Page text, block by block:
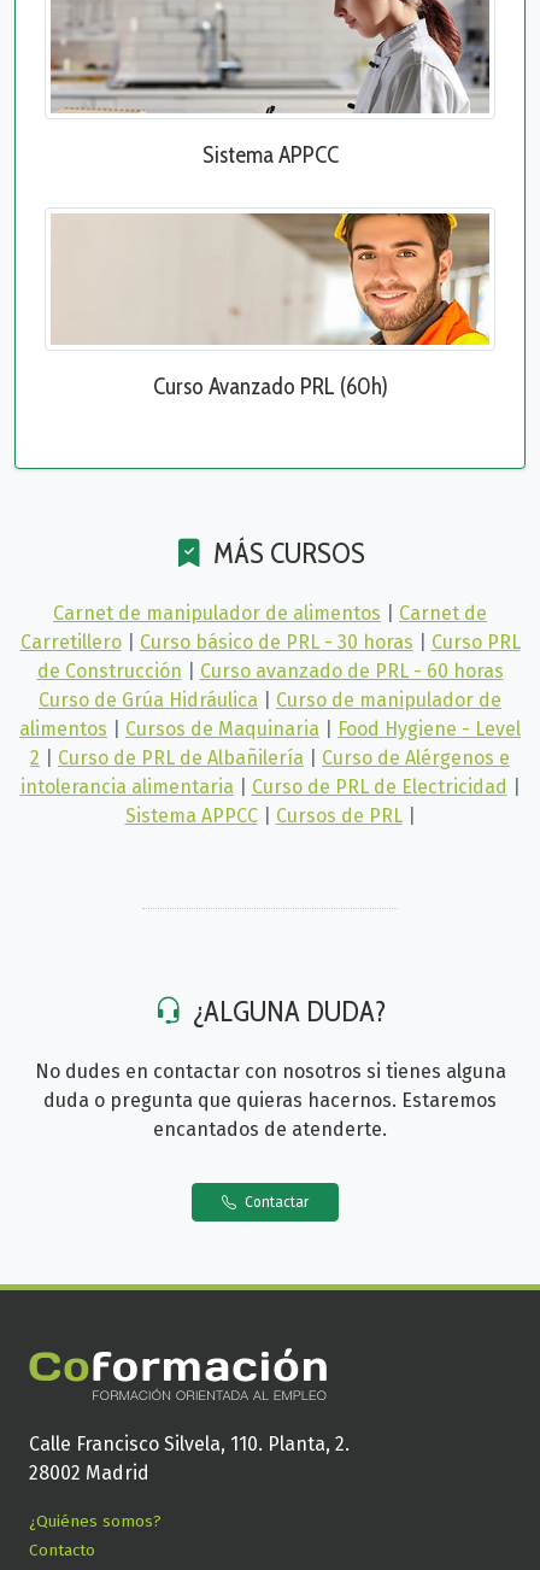
Sistema APPCC
Curso Avanzado PRL (60h)
MÁS CURSOS
Carnet de manipulador de alimentos
Carnet de
Carretillero
Curso básico de PRL - 30 horas
Curso PRL
de Construcción
Curso avanzado de PRL - 60 horas
Curso de Grúa Hidráulica
Curso de manipulador de
alimentos
Cursos de Maquinaria
Food Hygiene - Level
2
Curso de PRL de Albañilería
Curso de Alérgenos e
intolerancia alimentaria
Curso de PRL de Electricidad
Sistema APPCC
Cursos de PRL
¿ALGUNA DUDA?
No dudes en contactar con nosotros si tienes alguna
duda o pregunta que quieras hacernos. Estaremos
encantados de atenderte.
Contactar
Calle Francisco Silvela, 110. Planta, 2.
28002 Madrid
¿Quiénes somos?
Contacto